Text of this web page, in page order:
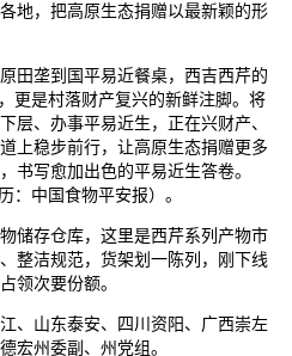
地，把高原生态捐赠以最新颖的形
垄到国平易近餐桌，西吉西芹的
更是村落财产复兴的新鲜注脚。将
层、办事平易近生，正在兴财产、
上稳步前行，让高原生态捐赠更多
书写愈加出色的平易近生答卷。
：中国食物平安报）。
存仓库，这里是西芹系列产物市
整洁规范，货架划一陈列，刚下线
领次要份额。
山东泰安、四川资阳、广西崇左
宏州委副、州党组。